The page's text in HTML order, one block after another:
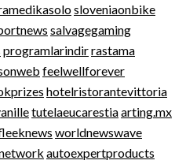
sloveniaonbike
salvagegaming
programlarindirrastama
feelwellforever
hotelristorantevittoria
tutelaeucarestiaarting.mx
worldnewswave
autoexpertproducts